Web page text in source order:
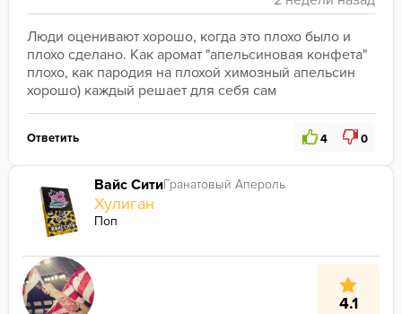
Люди оценивают хорошо, когда это плохо было и
плохо сделано. Как аромат "апельсиновая конфета"
плохо, как пародия на плохой химозный апельсин
хорошо) каждый решает для себя сам
Ответить 4 0
Вайс СитиГранатовый Апероль
Хулиган
Поп
4.1